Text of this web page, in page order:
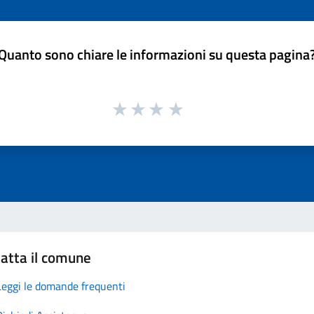
sono chiare le informazioni su questa
il comune
le domande frequenti